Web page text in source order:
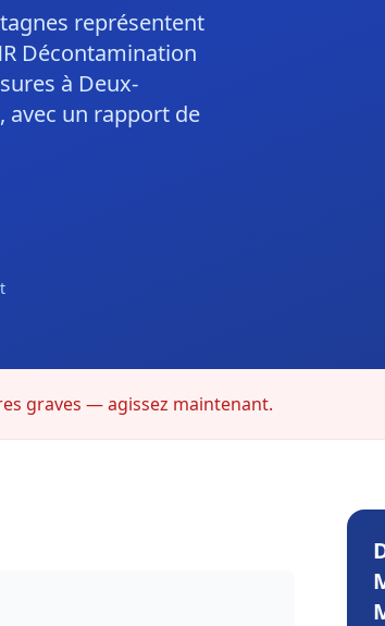
représentent
Décontamination
à Deux-
avec un rapport de
graves — agissez maintenant.